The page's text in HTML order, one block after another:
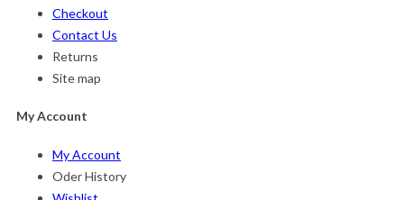
Checkout
Contact Us
Returns
Site map
My Account
My Account
Oder History